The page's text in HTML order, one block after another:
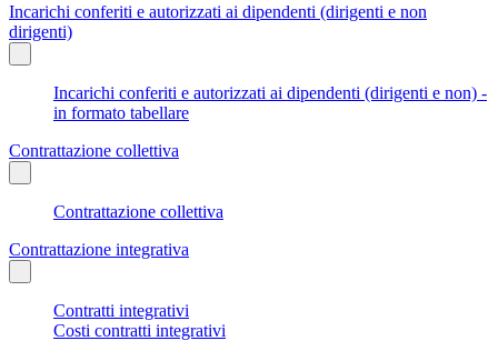
Incarichi conferiti e autorizzati ai dipendenti (dirigenti e non
dirigenti)
Incarichi conferiti e autorizzati ai dipendenti (dirigenti e non) -
in formato tabellare
Contrattazione collettiva
Contrattazione collettiva
Contrattazione integrativa
Contratti integrativi
Costi contratti integrativi